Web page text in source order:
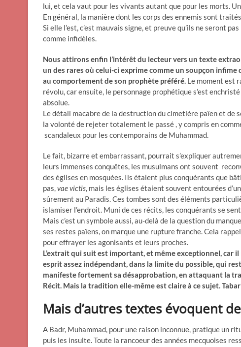
lui, et cela vaut pour les vivants autant que pour les morts.
En général, la manière dont les corps des ennemis sont
Si elle l’est, c’est mauvais signe, et preuve qu’ils ne seront
comme infidèles.
Nous attirons enfin l’intérêt du lecteur vers un texte
un des rares où celui-ci exprime comme un soupçon infime
au comportement de son prophète préféré. Le moment est
révolu, car ensuite, le personnage prophétique s’est
absolue.
Le détail macabre de la destruction du cimetière païen et de
la volonté de rejeter totalement le passé , y compris en
scandaleux pour les contemporains de Muhammad.
Le fait, bizarre et embarrassant, pourrait s’expliquer
leurs immenses conquêtes, les musulmans ont souvent
des églises en mosquées. Ils étaient plus conquérants que
pas,vae victis, mais les églises étaient souvent entourées
sûrement au Paradis. Ces tombes sont des éléments
islamiser l’endroit. Muni de ces récits, les conquérants se
Mais c’est un symbole aussi, au-delà de la question du
ses restes païens, on marque une rupture franche. Cela
pour effrayer les agonisants et leurs proches.
L’extrait qui suit est important, et même exceptionnel, car
esprit assez indépendant, dans la limite du possible, qui
manifeste fortement sa désapprobation, en attaquant la
Récit. Mais la tradition elle-même est claire à ce sujet.
Mais d’autres textes évoquent
A Badr, Muhammad, pour une raison inconnue, pratique un
puis les insulte. Toute la rancoeur des années mecquoises